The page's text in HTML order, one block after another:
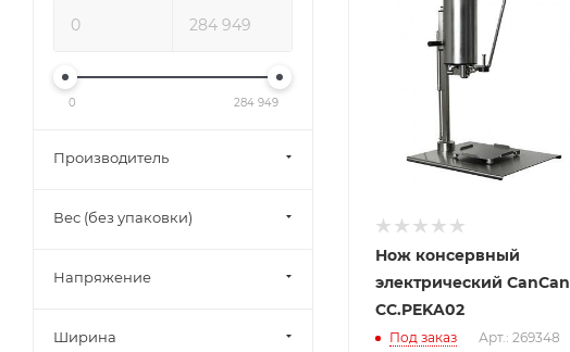
Нож консервный
электрический CanCan
CC.PEKA02
Под заказ Арт.: 269348
0 284 949
Производитель
Вес (без упаковки)
Напряжение
Ширина